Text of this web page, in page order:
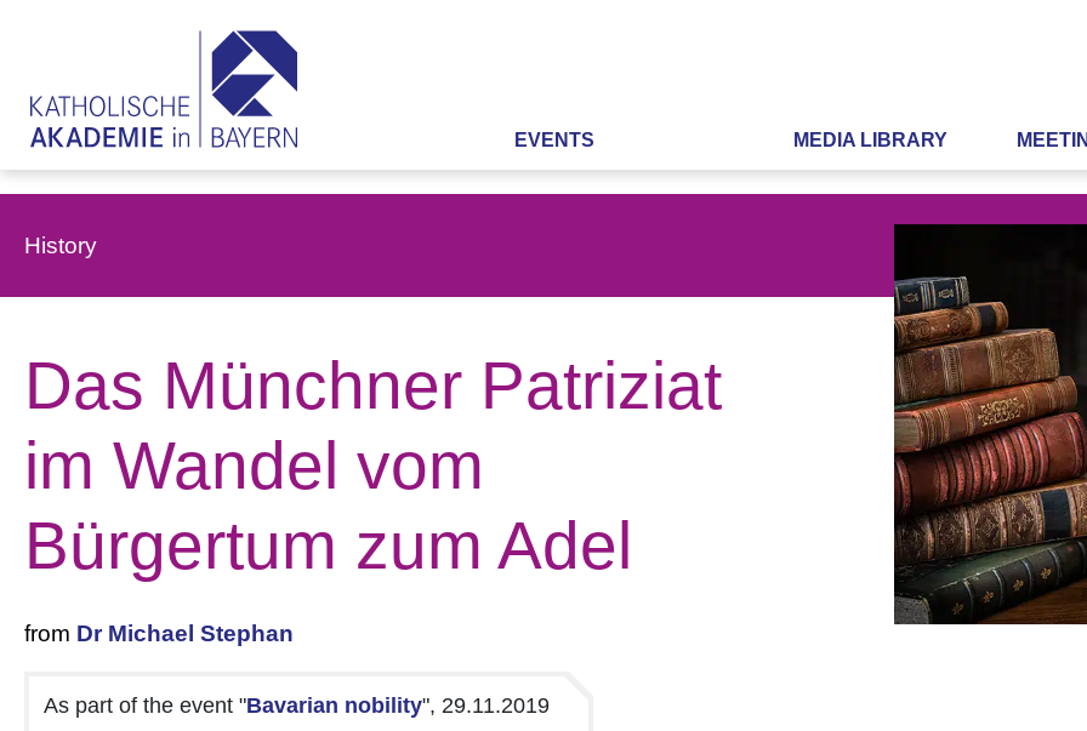
EVENTS MEDIA LIBRARY
History
Das Münchner Patriziat
im Wandel vom
Bürgertum zum Adel
from Dr Michael Stephan
As part of the event "Bavarian nobility", 29.11.2019